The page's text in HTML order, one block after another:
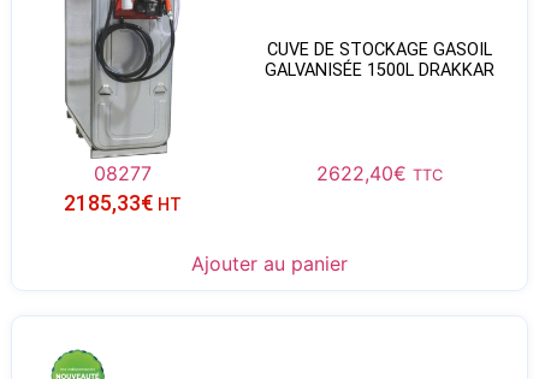
CUVE DE STOCKAGE GASOIL
GALVANISÉE 1500L DRAKKAR
08277 2622,40€ TTC
2185,33€ HT
Ajouter au panier